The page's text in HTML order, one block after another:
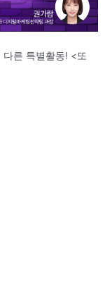
른 특별활동! <또